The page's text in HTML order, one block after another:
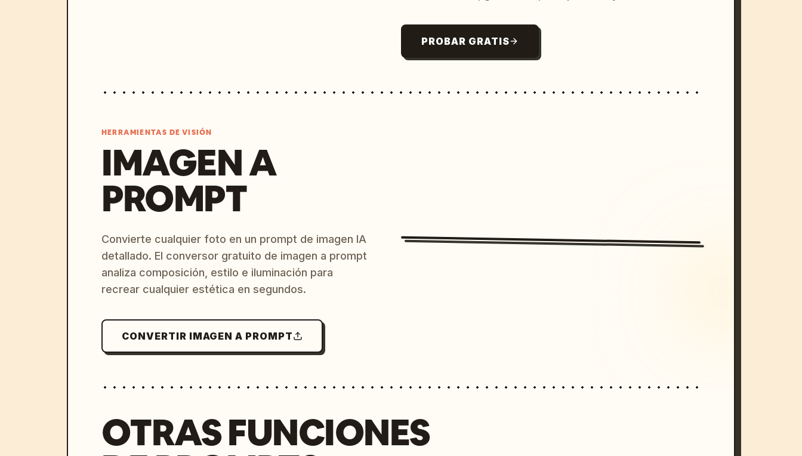
PROBAR GRATIS
HERRAMIENTAS DE VISIÓN
IMAGEN A
PROMPT
Convierte cualquier foto en un prompt de imagen IA
detallado. El conversor gratuito de imagen a prompt
analiza composición, estilo e iluminación para
recrear cualquier estética en segundos.
CONVERTIR IMAGEN A PROMPT
OTRAS FUNCIONES